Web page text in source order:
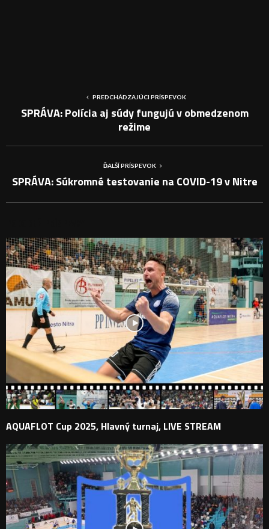
PREDCHÁDZAJÚCI PRÍSPEVOK
SPRÁVA: Polícia aj súdy fungujú v obmedzenom
režime
ĎALŠÍ PRÍSPEVOK
SPRÁVA: Súkromné testovanie na COVID-19 v Nitre
AQUAFLOT Cup 2025, Hlavný turnaj, LIVE STREAM